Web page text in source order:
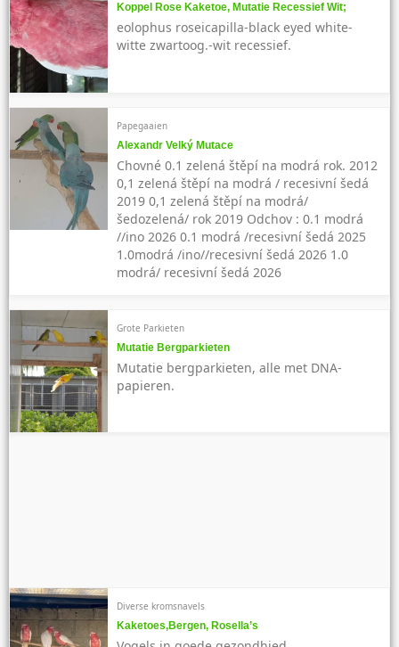
Koppel Rose Kaketoe, Mutatie Recessief Wit;
eolophus roseicapilla-black eyed white-
witte zwartoog.-wit recessief.
Papegaaien
Alexandr Velký Mutace
Chovné 0.1 zelená štěpí na modrá rok. 2012
0,1 zelená štěpí na modrá / recesivní šedá
2019 0,1 zelená štěpí na modrá/
šedozelená/ rok 2019 Odchov : 0.1 modrá
//ino 2026 0.1 modrá /recesivní šedá 2025
1.0modrá /ino//recesivní šedá 2026 1.0
modrá/ recesivní šedá 2026
Grote Parkieten
Mutatie Bergparkieten
Mutatie bergparkieten, alle met DNA-
papieren.
Diverse kromsnavels
Kaketoes,Bergen, Rosella’s